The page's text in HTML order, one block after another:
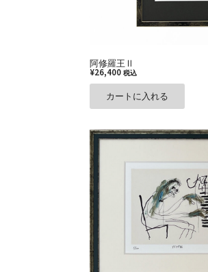
阿修羅王Ⅱ
¥26,400 税込
カートに入れる